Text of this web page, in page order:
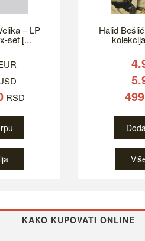
– LP
set [...
RSD
Halid
KAKO KUPOVATI ONLINE